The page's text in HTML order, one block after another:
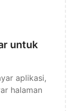
untuk
aplikasi,
halaman